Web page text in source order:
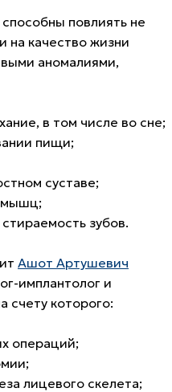
повлиять не
на качество жизни
аномалиями,
в том числе во сне;
пищи;
суставе;
мышц;
зубов.
Ашот Артушевич
имплантолог и
счету которого:
операций;
лицевого скелета;